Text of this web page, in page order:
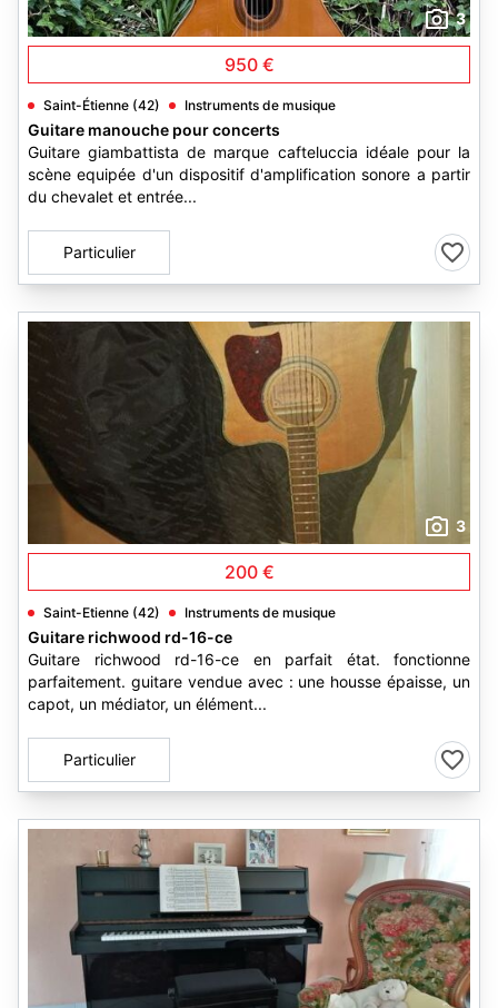
3
950 €
Saint-Étienne (42) Instruments de musique
Guitare manouche pour concerts
Guitare giambattista de marque cafteluccia idéale pour la
scène equipée d'un dispositif d'amplification sonore a partir
du chevalet et entrée...
Particulier
3
200 €
Saint-Etienne (42) Instruments de musique
Guitare richwood rd-16-ce
Guitare richwood rd-16-ce en parfait état. fonctionne
parfaitement. guitare vendue avec : une housse épaisse, un
capot, un médiator, un élément...
Particulier